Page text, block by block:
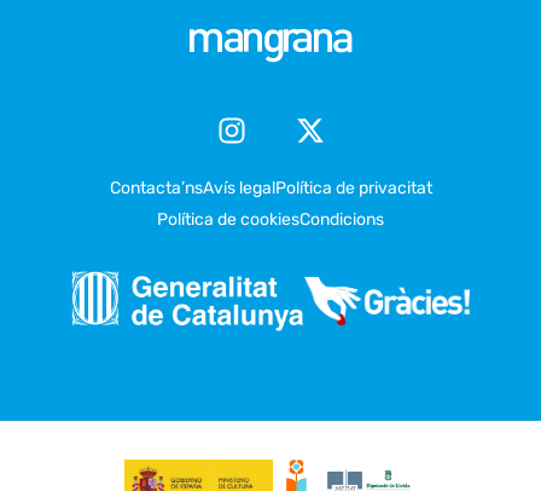
Contacta’nsAvís legalPolítica de privacitat
Política de cookiesCondicions